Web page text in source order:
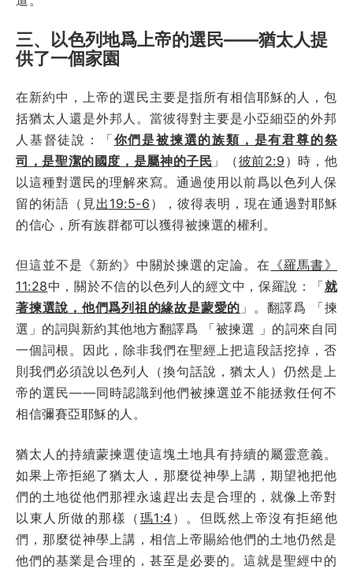
三、以色列地爲上帝的選民——猶太人提
供了一個家園
在新約中，上帝的選民主要是指所有相信耶穌的人，包
括猶太人還是外邦人。當彼得對主要是小亞細亞的外邦
人基督徒說：「你們是被揀選的族類，是有君尊的祭
司，是聖潔的國度，是屬神的子民 」（彼前2:9 ）時，他
以這種對選民的理解來寫。通過使用以前爲以色列人保
留的術語（見出19:5-6 ），彼得表明，現在通過對耶穌
的信心，所有族群都可以獲得被揀選的權利。
但這並不是《新約》中關於揀選的定論。在 《羅馬書》
11:28中，關於不信的以色列人的經文中，保羅說：「就
著揀選說，他們爲列祖的緣故是蒙愛的 」。翻譯爲 「揀
選」的詞與新約其他地方翻譯爲 「被揀選 」的詞來自同
一個詞根。因此，除非我們在聖經上把這段話挖掉，否
則我們必須說以色列人（換句話說，猶太人）仍然是上
帝的選民——同時認識到他們被揀選並不能拯救任何不
相信彌賽亞耶穌的人。
猶太人的持續蒙揀選使這塊土地具有持續的屬靈意義。
如果上帝拒絕了猶太人，那麼從神學上講，期望祂把他
們的土地從他們那裡永遠趕出去是合理的，就像上帝對
以東人所做的那樣（ 瑪1:4 ）。但既然上帝沒有拒絕他
們，那麼從神學上講，相信上帝賜給他們的土地仍然是
他們的基業是合理的，甚至是必要的。這就是聖經中的